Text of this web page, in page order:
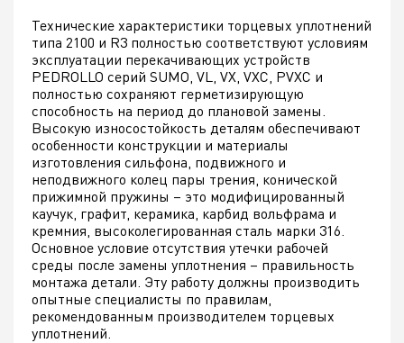
Технические характеристики торцевых уплотнений
типа 2100 и R3 полностью соответствуют условиям
эксплуатации перекачивающих устройств
PEDROLLO серий SUMO, VL, VX, VXC, PVXC и
полностью сохраняют герметизирующую
способность на период до плановой замены.
Высокую износостойкость деталям обеспечивают
особенности конструкции и материалы
изготовления сильфона, подвижного и
неподвижного колец пары трения, конической
прижимной пружины – это модифицированный
каучук, графит, керамика, карбид вольфрама и
кремния, высоколегированная сталь марки 316.
Основное условие отсутствия утечки рабочей
среды после замены уплотнения – правильность
монтажа детали. Эту работу должны производить
опытные специалисты по правилам,
рекомендованным производителем торцевых
уплотнений.